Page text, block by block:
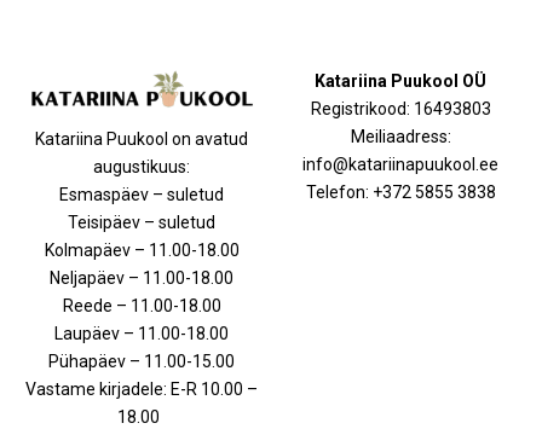
Katariina Puukool on avatud
augustikuus:
Esmaspäev – suletud
Teisipäev – suletud
Kolmapäev – 11.00-18.00
Neljapäev – 11.00-18.00
Reede – 11.00-18.00
Laupäev – 11.00-18.00
Pühapäev – 11.00-15.00
Vastame kirjadele: E-R 10.00 –
18.00
Katariina Puukool OÜ
Registrikood: 16493803
Meiliaadress:
info@katariinapuukool.ee
Telefon: +372 5855 3838